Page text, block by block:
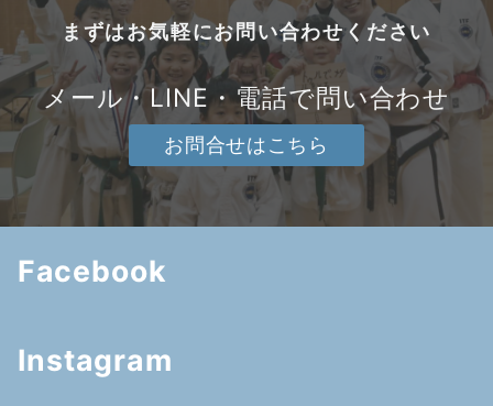
まずはお気軽にお問い合わせください
メール・LINE・電話で問い合わせ
お問合せはこちら
Facebook
Instagram